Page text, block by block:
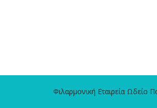
Φιλαρμονική Εταιρεία Ωδείο